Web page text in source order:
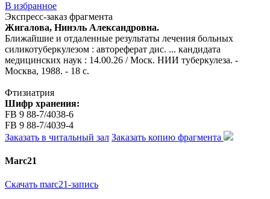
В избранное
Экспресс-заказ фрагмента
Жигалова, Нинэль Александровна.
Ближайшие и отдаленные результаты лечения больных
силикотуберкулезом : автореферат дис. ... кандидата
медицинских наук : 14.00.26 / Моск. НИИ туберкулеза. -
Москва, 1988. - 18 с.
Фтизиатрия
Шифр хранения:
FB 9 88-7/4038-6
FB 9 88-7/4039-4
Заказать в читальный зал Заказать копию фрагмента
Marc21
Скачать marc21-запись